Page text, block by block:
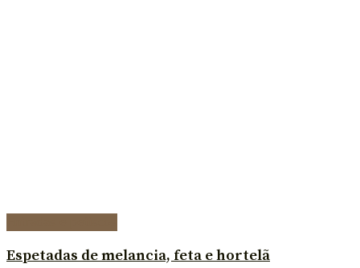
Espetadas de melancia, feta e hortelã